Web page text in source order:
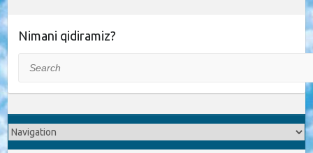
Nimani qidiramiz?